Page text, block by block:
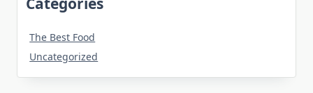
The Best Food
Uncategorized